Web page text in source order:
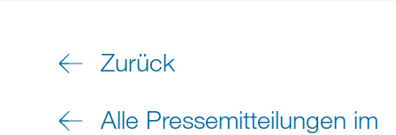
Zurück
Alle Pressemitteilungen im